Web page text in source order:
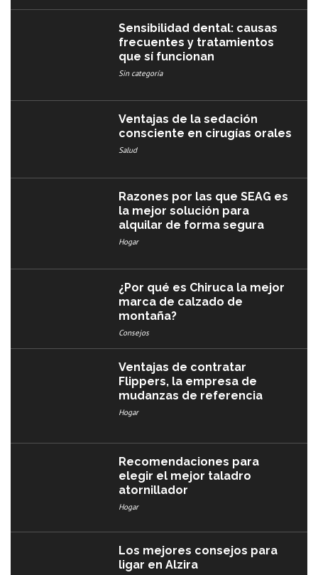
Sensibilidad dental: causas
frecuentes y tratamientos
que sí funcionan
Sin categoría
Ventajas de la sedación
consciente en cirugías orales
Salud
Razones por las que SEAG es
la mejor solución para
alquilar de forma segura
Hogar
¿Por qué es Chiruca la mejor
marca de calzado de
montaña?
Consejos
Ventajas de contratar
Flippers, la empresa de
mudanzas de referencia
Hogar
Recomendaciones para
elegir el mejor taladro
atornillador
Hogar
Los mejores consejos para
ligar en Alzira